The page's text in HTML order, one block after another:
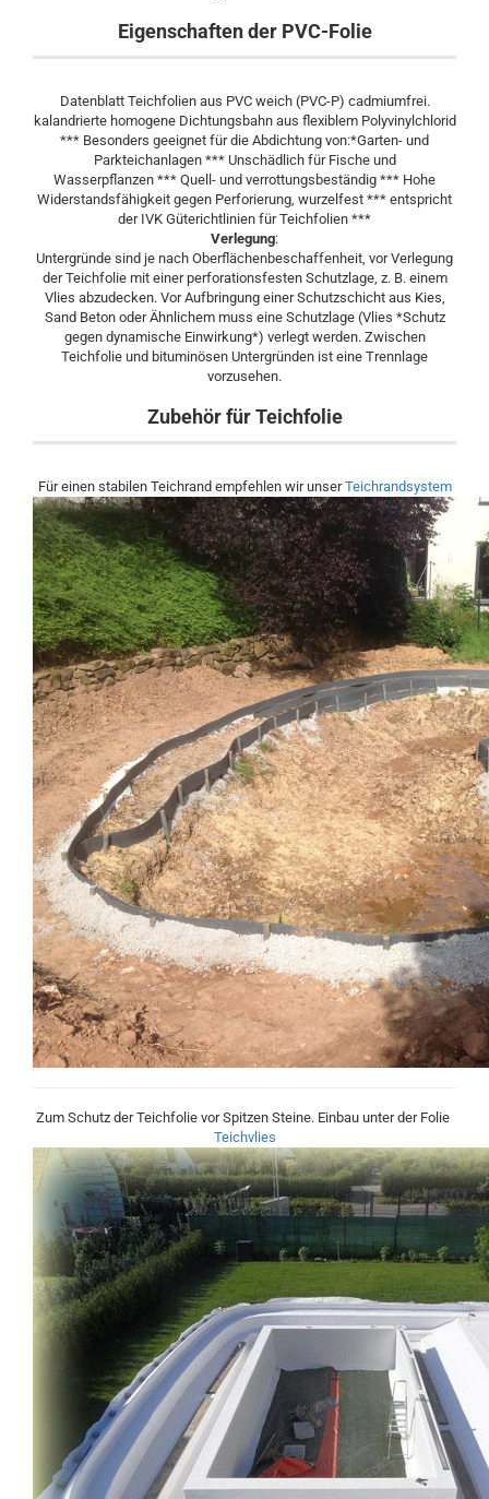
Eigenschaften der PVC-Folie
Datenblatt Teichfolien aus PVC weich (PVC-P) cadmiumfrei.
kalandrierte homogene Dichtungsbahn aus flexiblem Polyvinylchlorid
*** Besonders geeignet für die Abdichtung von:*Garten- und
Parkteichanlagen *** Unschädlich für Fische und
Wasserpflanzen *** Quell- und verrottungsbeständig *** Hohe
Widerstandsfähigkeit gegen Perforierung, wurzelfest *** entspricht
der IVK Güterichtlinien für Teichfolien ***
Verlegung:
Untergründe sind je nach Oberflächenbeschaffenheit, vor Verlegung
der Teichfolie mit einer perforationsfesten Schutzlage, z. B. einem
Vlies abzudecken. Vor Aufbringung einer Schutzschicht aus Kies,
Sand Beton oder Ähnlichem muss eine Schutzlage (Vlies *Schutz
gegen dynamische Einwirkung*) verlegt werden. Zwischen
Teichfolie und bituminösen Untergründen ist eine Trennlage
vorzusehen.
Zubehör für Teichfolie
Für einen stabilen Teichrand empfehlen wir unserTeichrandsystem
Zum Schutz der Teichfolie vor Spitzen Steine. Einbau unter der Folie
Teichvlies